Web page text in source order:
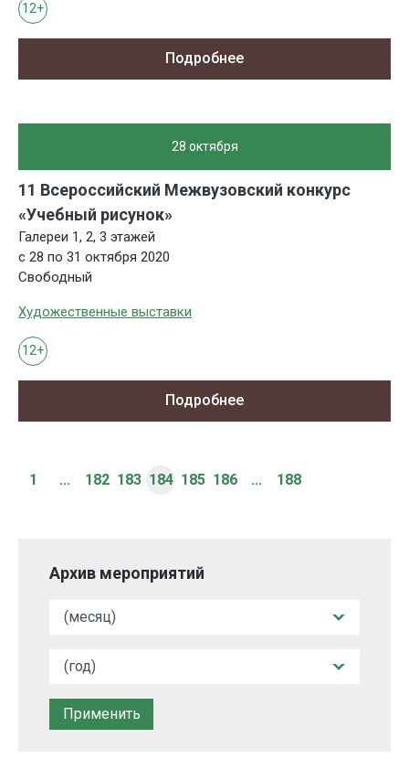
12+
Подробнее
28 октября
11 Всероссийский Межвузовский конкурс
«Учебный рисунок»
Галереи 1, 2, 3 этажей
с 28 по 31 октября 2020
Свободный
Художественные выставки
12+
Подробнее
1 ... 182 183 184 185 186 ... 188
Архив мероприятий